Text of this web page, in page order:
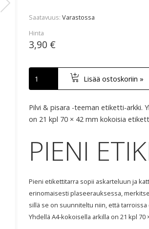
Saatavuus Varastossa
Hinta
3,90 €
Lisää ostoskoriin »
Pilvi & pisara -teeman etiketti-arkki.
on 21 kpl 70 × 42 mm kokoisia
PIENI
Pieni etikettitarra sopii askarteluun ja
erinomaisesti plaseerauksessa,
sillä se on suunniteltu niin, että tarroissa
Yhdellä A4-kokoisella arkilla on 21 kpl 70